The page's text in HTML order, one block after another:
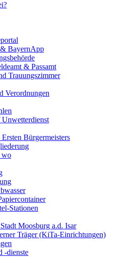
BayernApp
& Passamt
Trauungszimmer
Verordnungen
Bürgermeisters
wo
Stationen
Moosburg a.d. Isar
Träger (KiTa-Einrichtungen)
-dienste